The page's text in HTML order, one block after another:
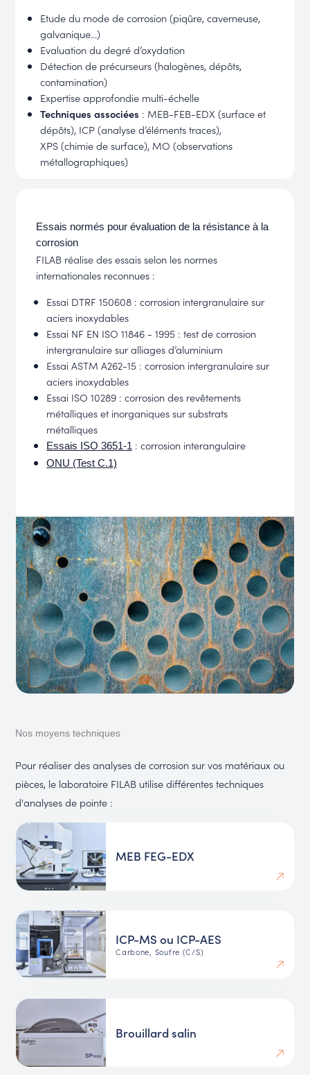
Etude du mode de corrosion (piqûre, caverneuse,
galvanique...)
Evaluation du degré d’oxydation
Détection de précurseurs (halogènes, dépôts,
contamination)
Expertise approfondie multi-échelle
Techniques associées : MEB-FEB-EDX (surface et
dépôts), ICP (analyse d’éléments traces),
XPS (chimie de surface), MO (observations
métallographiques)
Essais normés pour évaluation de la résistance à la
corrosion
FILAB réalise des essais selon les normes
internationales reconnues :
Essai DTRF 150608 : corrosion intergranulaire sur
aciers inoxydables
Essai NF EN ISO 11846 - 1995 : test de corrosion
intergranulaire sur alliages d’aluminium
Essai ASTM A262-15 : corrosion intergranulaire sur
aciers inoxydables
Essai ISO 10289 : corrosion des revêtements
métalliques et inorganiques sur substrats
métalliques
Essais ISO 3651-1 : corrosion interangulaire
ONU (Test C.1)
Nos moyens techniques
Pour réaliser des analyses de corrosion sur vos matériaux ou
pièces, le laboratoire FILAB utilise différentes techniques
d'analyses de pointe :
MEB FEG-EDX
ICP-MS ou ICP-AES
Carbone, Soufre (C/S)
Brouillard salin